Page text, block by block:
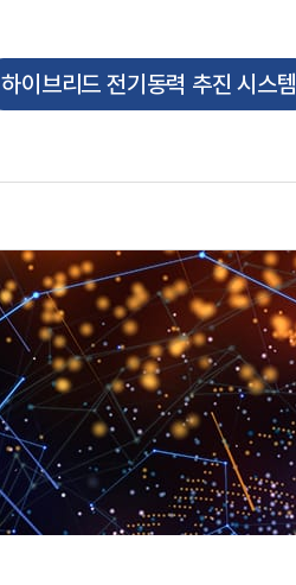
하이브리드 전기동력 추진 시스템